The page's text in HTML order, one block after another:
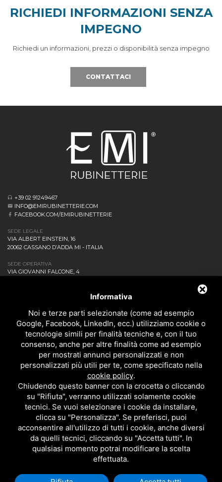
RICHIEDI INFORMAZIONI SENZA
IMPEGNO
Richiedi un informazioni, prezzi o disponibilità senza impegno
CONTATTACI
+39 02 91249467
INFO@EMIRUBINETTERIE.COM
FACEBOOK.COM/EMIRUBINETTERIE
SEDE LEGALE
VIA ALBERT EINSTEIN, 16
20062 CASSANO D’ADDA MI - ITALIA
SEDE OPERATIVA
VIA GIOVANNI FALCONE, 4
DOWNLOAD
CONTATTACI!
POLITICA DELLA QUALITÀ
PRIVACY
BAGNO
CUCINA
ACCESSORI
TUTTI I PRODOTTI
EMI RUBINETTERIE SRL - P.IVA 09985650960
QUESTO SITO È PROTETTO DA GOOGLE RECAPTCHA V3,
PRIVACY POLICY
Informativa
Noi e terze parti selezionate (come ad esempio
Google, Facebook, LinkedIn, ecc.) utilizziamo cookie o
tecnologie simili per finalità tecniche e, con il tuo
consenso, anche per altre finalità come ad esempio
per mostrati annunci personalizzati e non
personalizzati più utili per te, come specificato nella
cookie policy.
Chiudendo questo banner con la crocetta o cliccando
su "Rifiuta", verranno utilizzati solamente cookie
tecnici. Se vuoi selezionare i cookie da installare,
clicca su "Personalizza". Se preferisci, puoi
acconsentire all'utilizzo di tutti i cookie, anche diversi
da quelli tecnici, cliccando su "Accetta tutti". In
qualsiasi momento potrai modificare la scelta
effettuata.